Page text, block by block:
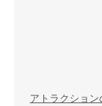
アトラクション